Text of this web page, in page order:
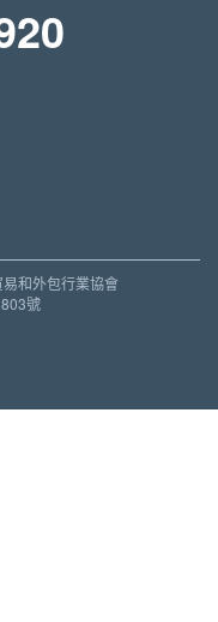
和外包行業協會
號